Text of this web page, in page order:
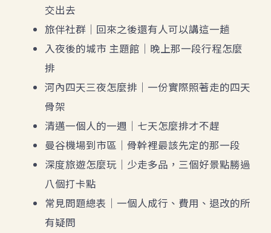
交出去
旅伴社群 ｜回來之後還有人可以講這一趟
入夜後的城市 主題館 ｜晚上那一段行程怎麼
排
河內四天三夜怎麼排 ｜一份實際照著走的四天
骨架
清邁一個人的一週 ｜七天怎麼排才不趕
曼谷機場到市區 ｜骨幹裡最該先定的那一段
深度旅遊怎麼玩 ｜少走多品，三個好景點勝過
八個打卡點
常見問題總表 ｜一個人成行、費用、退改的所
有疑問